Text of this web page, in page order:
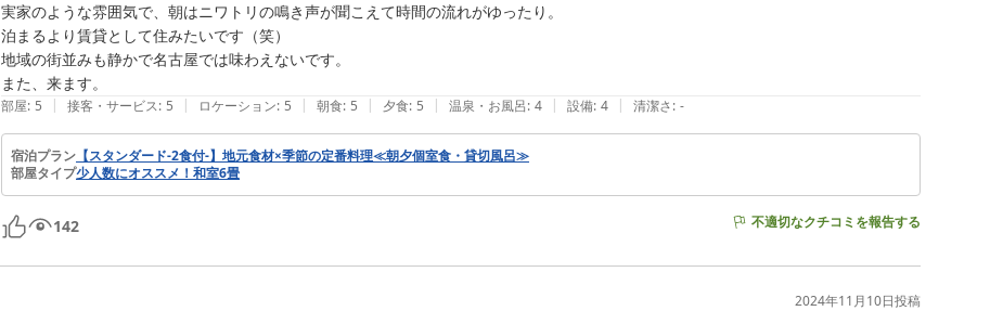
実家のような雰囲気で、朝はニワトリの鳴き声が聞こえて時間の流れがゆったり。
泊まるより賃貸として住みたいです（笑）
地域の街並みも静かで名古屋では味わえないです。
また、来ます。
部屋: 5 | 接客・サービス: 5 | ロケーション: 5 | 朝食: 5 | 夕食: 5 | 温泉・お風呂: 4 | 設備: 4 | 清潔さ: -
宿泊プラン 【スタンダード-2食付-】地元食材×季節の定番料理≪朝夕個室食・貸切風呂≫
部屋タイプ少人数にオススメ！和室6畳
142 不適切なクチコミを報告する
2024年11月10日投稿